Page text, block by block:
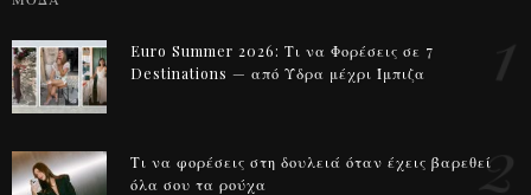
Euro Summer 2026: Τι να Φορέσεις σε 7
Destinations — από Ύδρα μέχρι Ίμπιζα
Τι να φορέσεις στη δουλειά όταν έχεις βαρεθεί
όλα σου τα ρούχα
2